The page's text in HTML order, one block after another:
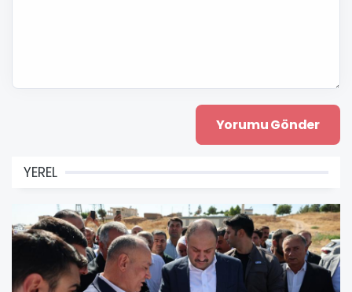
YEREL